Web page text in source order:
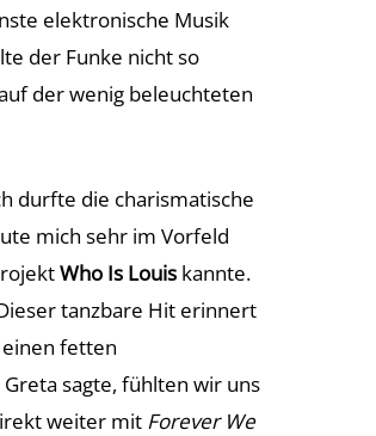
elektronische Musik
der Funke nicht so
der wenig beleuchteten
durfte die charismatische
mich sehr im Vorfeld
Who Is Louis kannte.
tanzbare Hit erinnert
einen fetten
sagte, fühlten wir uns
weiter mit Forever We